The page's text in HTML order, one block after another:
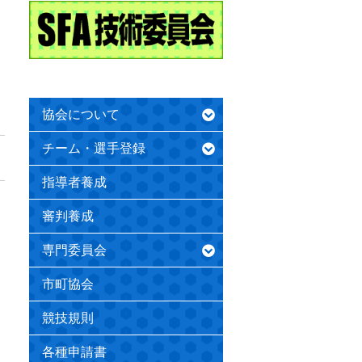
協会について
チーム・選手登録
指導者養成
審判養成
専門委員会
市町協会
競技規則
各種申請書